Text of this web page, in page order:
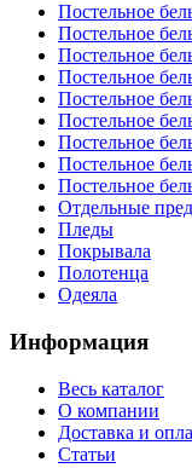
Постельное
Постельное
Постельное
Постельное
Постельное
Постельное
Постельное
Постельное
Постельное
Отдельные
Пледы
Покрывала
Полотенца
Одеяла
Информация
Весь каталог
О компании
Доставка и
Статьи